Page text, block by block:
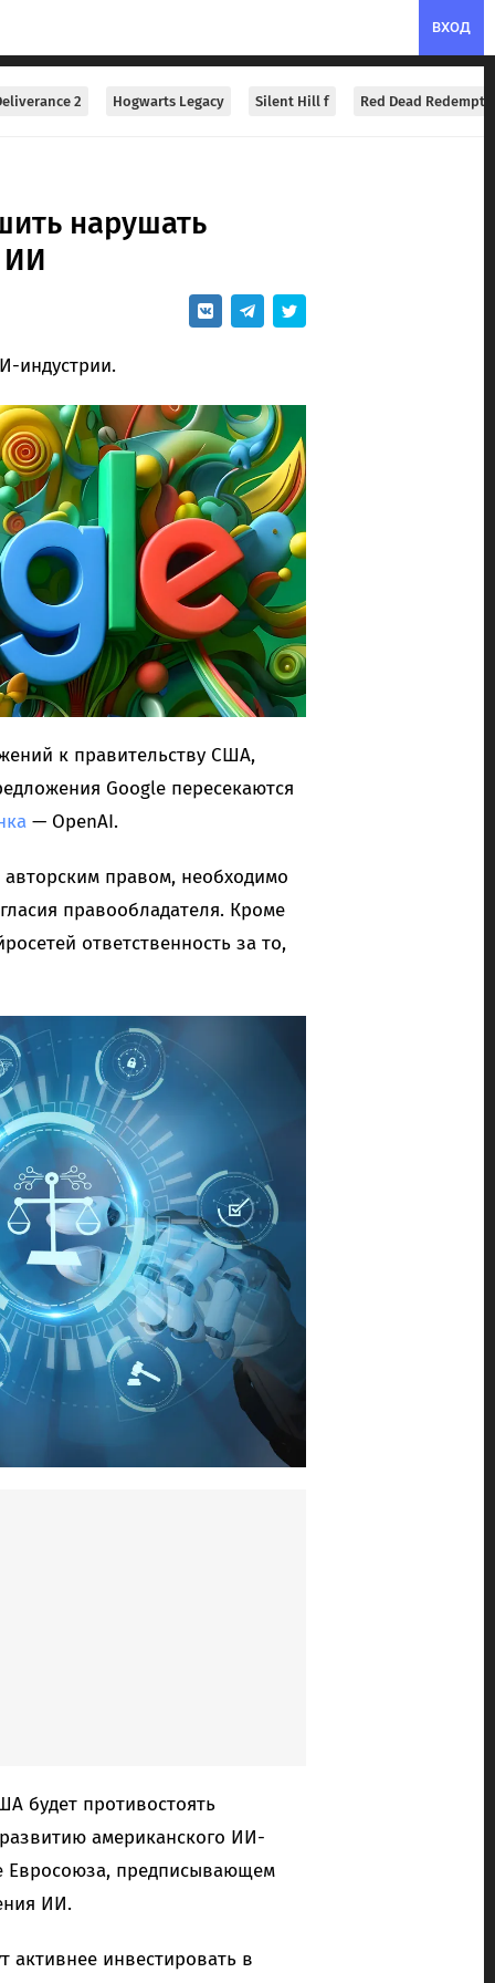
ВХОД
2 Hogwarts Legacy Silent Hill f Red Dead
нарушать
ИИ
индустрии.
к правительству США,
Google пересекаются
— OpenAI.
правом, необходимо
правообладателя. Кроме
ответственность за то,
будет противостоять
американского ИИ-
Евросоюза, предписывающем
ИИ.
активнее инвестировать в